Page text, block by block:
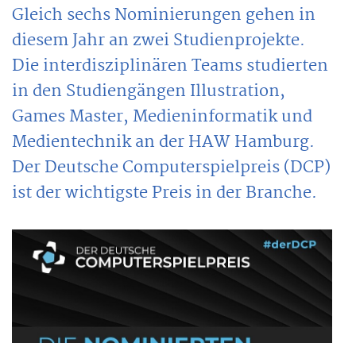
Gleich sechs Nominierungen gehen in
diesem Jahr an zwei Studienprojekte.
Die interdisziplinären Teams studierten
in den Studiengängen Illustration,
Games Master, Medieninformatik und
Medientechnik an der HAW Hamburg.
Der Deutsche Computerspielpreis (DCP)
ist der wichtigste Preis in der Branche.